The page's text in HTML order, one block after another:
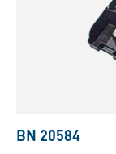
BN 20584